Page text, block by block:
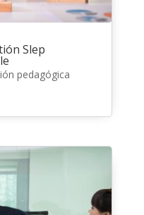
Slep
pedagógica